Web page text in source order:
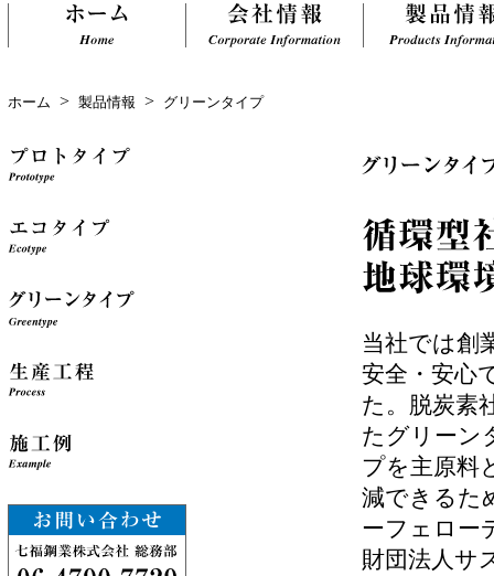
ホーム > 製品情報 > グリーンタイプ
当社では創
安全・安心
た。脱炭素
たグリーン
プを主原料
減できるた
ーフェロー
財団法人サ